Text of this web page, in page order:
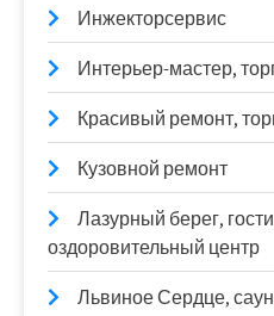
Инжекторсервис
Интерьер-мастер,
Красивый ремонт,
Кузовной ремонт
Лазурный берег,
оздоровительный центр
Львиное Сердце,